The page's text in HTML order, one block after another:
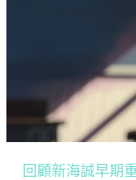
回顧新海誠早期